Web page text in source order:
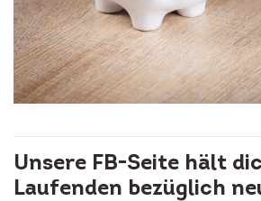
Unsere FB-Seite hält
Laufenden bezüglich